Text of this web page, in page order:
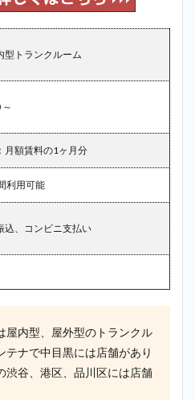
型トランクルーム
月額賃料の1ヶ月分
利用可能
込、コンビニ支払い
屋内型、屋外型のトランクル
テナで中目黒には店舗があり
渋谷、港区、品川区には店舗